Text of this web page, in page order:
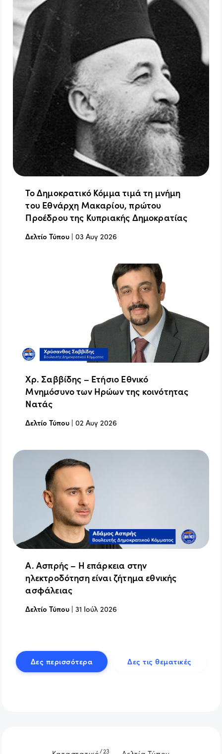
Το Δημοκρατικό Κόμμα τιμά τη μνήμη
του Εθνάρχη Μακαρίου, πρώτου
Προέδρου της Κυπριακής Δημοκρατίας
Δελτίο Τύπου |03 Αυγ 2026
Χρ. Σαββίδης – Ετήσιο Εθνικό
Μνημόσυνο των Ηρώων της κοινότητας
Νατάς
Δελτίο Τύπου |02 Αυγ 2026
Α. Ασπρής – Η επάρκεια στην
ηλεκτροδότηση είναι ζήτημα εθνικής
ασφάλειας
Δελτίο Τύπου |31 Ιούλ 2026
Δες περισσότερα Δες τις θεματικές
/23